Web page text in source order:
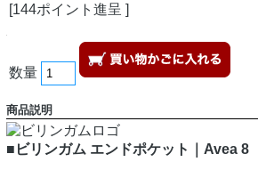
[144ポイント進呈 ]
数量
商品説明
■ビリンガム エンドポケット｜Avea 8